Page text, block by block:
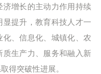
增长的主动力作用持续
提升，教育科技人才一
、信息化、城镇化、农
生产力、服务和融入新
得突破性进展。